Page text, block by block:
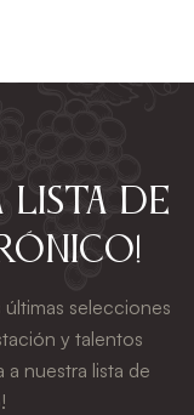
lista de
selecciones
y talentos
nuestra lista de